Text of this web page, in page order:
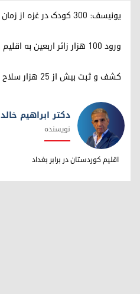
یونیسف: ۳۰۰ کودک در غزه از زمان اعلام آتش‌بس جان باخته‌اند
ورود ۱۰۰ هزار زائر اربعین به اقلیم کوردستان
کشف و ثبت بیش از ۲۵ هزار سلاح در عراق
دکتر ابراهیم خالد
دکتر ابراهیم خالد
نویسنده
اقلیم کوردستان در برابر بغداد